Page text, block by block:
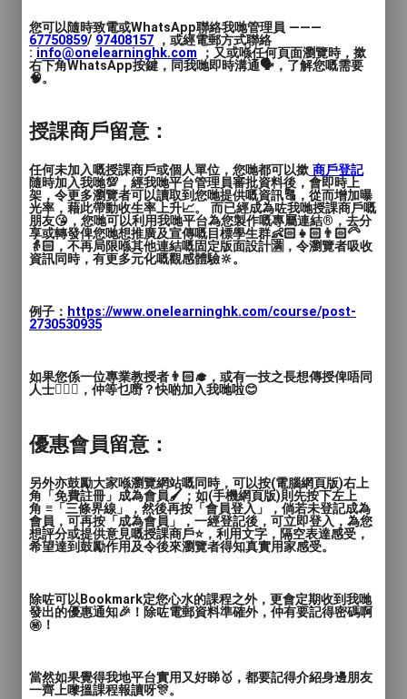
您可以隨時致電或WhatsApp聯絡我哋管理員 ———
67750859/ 97408157 ，或經電郵方式聯絡
: info@onelearninghk.com ；又或喺任何頁面瀏覽時，撳
右下角WhatsApp按鍵，同我哋即時溝通🗣️，了解您嘅需要
🧠。
授課商戶留意：
任何未加入嘅授課商戶或個人單位，您哋都可以撳 商戶登記
隨時加入我哋💯，經我哋平台管理員審批資料後，會即時上
架，令更多瀏覽者可以讀取到您哋提供嘅資訊🔠，從而增加曝
光率，藉此帶動收生率上升📈。 而已經成為咗我哋授課商戶嘅
朋友😘，您哋可以利用我哋平台為您製作嘅專屬連結®️，去分
享或轉發俾您哋想推廣及宣傳嘅目標學生群👶🏻👧🏻👨🏻‍🦳
👵🏻，不再局限喺其他連結嘅固定版面設計🈵，令瀏覽者吸收
資訊同時，有更多元化嘅觀感體驗🔆。
例子： https://www.onelearninghk.com/course/post-
2730530935
如果您係一位專業教授者👨🏻‍🎓，或有一技之長想傳授俾唔同
人士🙋🏻‍♂️，仲等乜嘢？快啲加入我哋啦😊
優惠會員留意：
另外亦鼓勵大家喺瀏覽網站嘅同時，可以按(電腦網頁版)右上
角「免費註冊」成為會員🖌️；如(手機網頁版)則先按下左上
角 ≡「三條界線」，然後再按「會員登入」，倘若未登記成為
會員，可再按「成為會員」，一經登記後，可立即登入，為您
想評分或提供意見嘅授課商戶⭐️，利用文字，隔空表達感受，
希望達到鼓勵作用及令後來瀏覽者得知真實用家感受。
除咗可以Bookmark定您心水的課程之外，更會定期收到我哋
發出的優惠通知🎉！除咗電郵資料準確外，仲有要記得密碼啊
㊙️！
當然如果覺得我地平台實用又好睇🥇，都要記得介紹身邊朋友
一齊上嚟搵課程報讀呀🎊。